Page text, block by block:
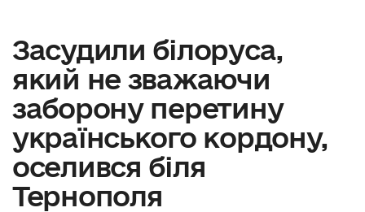
Засудили білоруса,
який не зважаючи
заборону перетину
українського кордону,
оселився біля
Тернополя